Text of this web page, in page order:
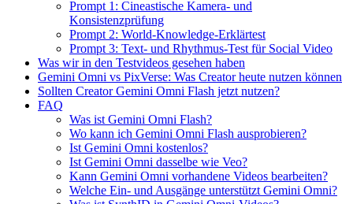
Prompt 1: Cineastische Kamera- und
Konsistenzprüfung
Prompt 2: World-Knowledge-Erklärtest
Prompt 3: Text- und Rhythmus-Test für Social Video
Was wir in den Testvideos gesehen haben
Gemini Omni vs PixVerse: Was Creator heute nutzen können
Sollten Creator Gemini Omni Flash jetzt nutzen?
FAQ
Was ist Gemini Omni Flash?
Wo kann ich Gemini Omni Flash ausprobieren?
Ist Gemini Omni kostenlos?
Ist Gemini Omni dasselbe wie Veo?
Kann Gemini Omni vorhandene Videos bearbeiten?
Welche Ein- und Ausgänge unterstützt Gemini Omni?